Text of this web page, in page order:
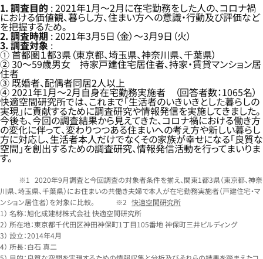
1. 調査目的 : 2021年1月～2月に在宅勤務をした人の、コロナ禍
における価値観、暮らし方、住まい方への意識・行動及び評価など
を把握するため。
2. 調査時期: 2021年3月5日（金）～3月9日（火）
3. 調査対象 :
① 首都圏１都3県（東京都、埼玉県、神奈川県、千葉県）
② 30～59歳男女 持家戸建住宅居住者、持家・賃貸マンション居
住者
③ 既婚者、配偶者同居2人以上
④ 2021年1月～2月自身在宅勤務実施者 （回答者数：1065名）
快適空間研究所では、これまで「生活者のいきいきとした暮らしの
実現」に貢献するために調査研究や情報発信を実施してきました。
今後も、今回の調査結果から見えてきた、コロナ禍における働き方
の変化に伴って、変わりつつある住まいへの考え方や新しい暮らし
方に対応し、生活者本人だけでなくその家族が幸せになる「良質な
空間」を創出するための調査研究、情報発信活動を行ってまいりま
す。
2020年9月調査と今回調査の対象者条件を揃え、関東1都3県（東京都、神奈
川県、埼玉県、千葉県）にお住まいの共働き夫婦で本人が在宅勤務実施者（戸建住宅・マ
ンション居住者）を対象に比較。
快適空間研究所
1） 名称：旭化成建材株式会社 快適空間研究所
2） 所在地：東京都千代田区神田神保町1丁目105番地 神保町三井ビルディング
3） 設立：2014年4月
4） 所長：白石 真二